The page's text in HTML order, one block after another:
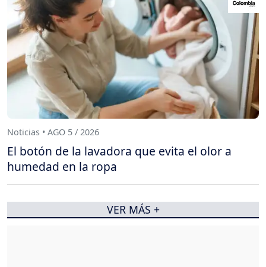
Noticias • AGO 5 / 2026
El botón de la lavadora que evita el olor a
humedad en la ropa
VER MÁS +